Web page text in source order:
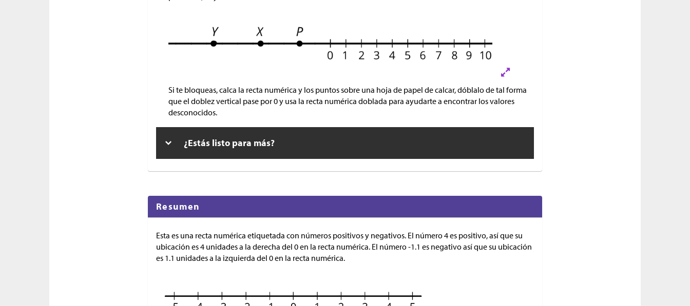
Si te bloqueas, calca la recta numérica y los puntos sobre una hoja de papel de calcar, dóblalo de tal forma
que el doblez vertical pase por 0 y usa la recta numérica doblada para ayudarte a encontrar los valores
desconocidos.
¿Estás listo para más?
Resumen
Esta es una recta numérica etiquetada con números positivos y negativos. El número 4 es positivo, así que su
ubicación es 4 unidades a la derecha del 0 en la recta numérica. El número -1.1 es negativo así que su ubicación
es 1.1 unidades a la izquierda del 0 en la recta numérica.